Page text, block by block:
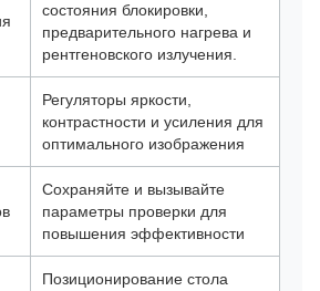
состояния блокировки,
предварительного нагрева и
рентгеновского излучения.
Регуляторы яркости,
контрастности и усиления для
оптимального изображения
Сохраняйте и вызывайте
параметры проверки для
повышения эффективности
Позиционирование стола